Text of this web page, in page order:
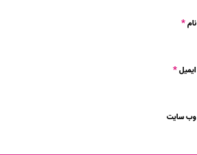
نام*
ایمیل*
وب‌ سایت